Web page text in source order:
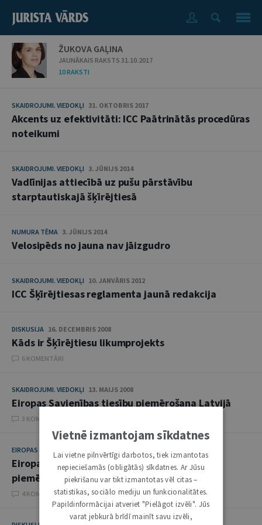
ŽUKOVA GAĻINA
JAUNĀKAIS RAKSTS 31.10.2017
10 RAKSTI
SKAIDROJUMI. VIEDOKĻI 31. OKTOBRIS 2017
Akcents uz efektivitāti: ICC Paātrinātās procedūras
noteikumi
SKAIDROJUMI. VIEDOKĻI 3. JŪNIJS 2014
Vadlīnijas attiecībā uz pušu pārstāvību
starptautiskajā šķīrējtiesā
NUMURA TĒMA 3. JŪNIJS 2014
Velosipēds no jauna nav jāizgudro
SKAIDROJUMI. VIEDOKĻI 10. JANVĀRIS 2012
ICC Šķīrējtiesas reglamenta jaunā redakcija
DISKUSIJA 16. DECEMBRIS 2008
Kāds ir Šķīrējtiesu likumprojekts
6 KOMENTĀRI
SKAIDROJUMI. VIEDOKĻI 13. MAIJS 2008
Eiropas Savienības tiesību piemērošana Latvijā
3 KOMENTĀRI
EIROPAS TELPĀ 29. APRĪLIS 2008
Eiropas Savienības tiesību
piemērošana Latvijā
4 KOMENTĀRI
Vietnē izmantojam sīkdatnes
Lai vietne pilnvērtīgi darbotos, tiek izmantotas
nepieciešamās (obligātās) sīkdatnes. Ar Jūsu
piekrišanu var tikt izmantotas vēl citas –
statistikas, sociālo mediju un funkcionalitātes.
Papildinformācijai atveriet "Pielāgot izvēli". Jūs
varat jebkurā brīdī mainīt savu izvēli,